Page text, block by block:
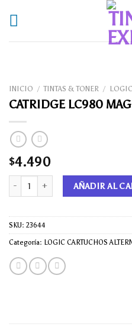
INICIO / TINTAS & TONER /
CATRIDGE LC980
$4.490
CATRIDGE LC980 MAGENTA
AÑADIR AL
SKU: 23644
Categoría: LOGIC CARTUCHOS